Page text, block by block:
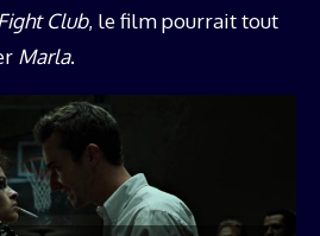
Club, le film pourrait tout
Marla.